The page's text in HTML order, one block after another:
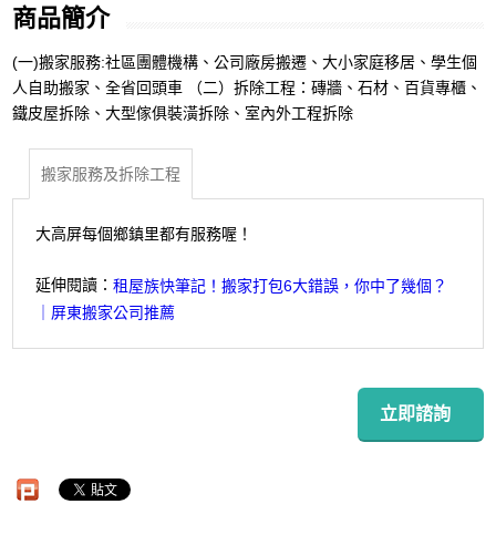
商品簡介
(一)搬家服務:社區團體機構、公司廠房搬遷、大小家庭移居、學生個
人自助搬家、全省回頭車 （二）拆除工程：磚牆、石材、百貨專櫃、
鐵皮屋拆除、大型傢俱裝潢拆除、室內外工程拆除
搬家服務及拆除工程
大高屏每個鄉鎮里都有服務喔！
延伸閱讀：租屋族快筆記！搬家打包6大錯誤，你中了幾個？
｜屏東搬家公司推薦
立即諮詢